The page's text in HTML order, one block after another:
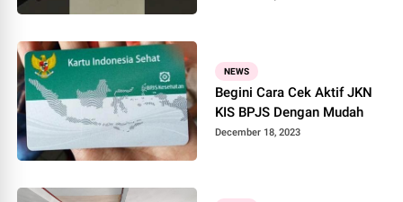
NEWS
Begini Cara Cek Aktif JKN
KIS BPJS Dengan Mudah
December 18, 2023